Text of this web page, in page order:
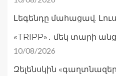
Լեգենդը մահացավ.
«TRIPP»․ մեկ տարի
10/08/2026
Զելենսկին